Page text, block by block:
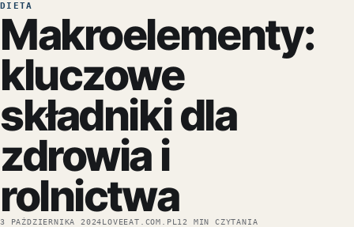
DIETA
Makroelementy:
kluczowe
składniki dla
zdrowia i
rolnictwa
3 PAŹDZIERNIKA 2024LOVEEAT.COM.PL 12 MIN CZYTANIA